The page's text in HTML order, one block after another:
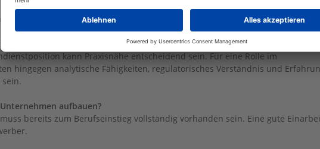
prüfen:
Position wirklich unverzichtbar?
kann Praxisnähe entscheidend sein. Für eine Rolle im
hingegen analytische Fähigkeiten, regulatorisches Verständnis und
aufbauen?
bereits zum Berufseinstieg vollständig vorhanden sein. Eine gute